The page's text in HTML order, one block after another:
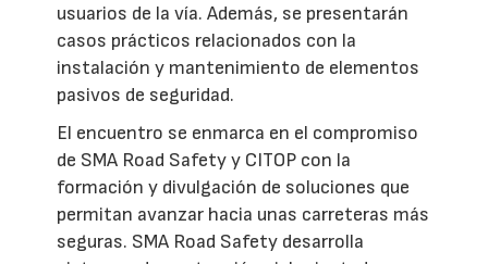
usuarios de la vía. Además, se presentarán
casos prácticos relacionados con la
instalación y mantenimiento de elementos
pasivos de seguridad.
El encuentro se enmarca en el compromiso
de SMA Road Safety y CITOP con la
formación y divulgación de soluciones que
permitan avanzar hacia unas carreteras más
seguras. SMA Road Safety desarrolla